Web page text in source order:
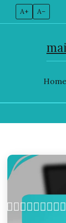
A+ A–
Home
content
การควบคุ
ของคุณใน
ความวิตก